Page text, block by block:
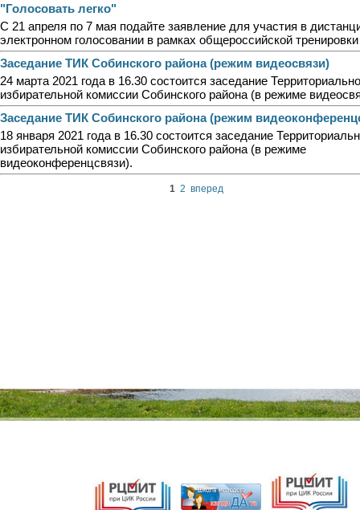
"Голосовать легко"
С 21 апреля по 7 мая подайте заявление для участия в
электронном голосовании в рамках общероссийской тренировки
Заседание ТИК Собинского района (режим видеосвязи)
24 марта 2021 года в 16.30 состоится заседание
избирательной комиссии Собинского района (в режиме
Заседание ТИК Собинского района (режим
18 января 2021 года в 16.30 состоится заседание
избирательной комиссии Собинского района (в режиме
видеоконференцсвязи).
1 2 вперед